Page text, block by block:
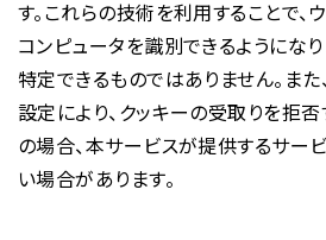
す。これらの技術を利用することで、
コンピュータを識別できるようにな
特定できるものではありません。ま
設定により、クッキーの受取りを拒否
の場合、本サービスが提供するサー
い場合があります。